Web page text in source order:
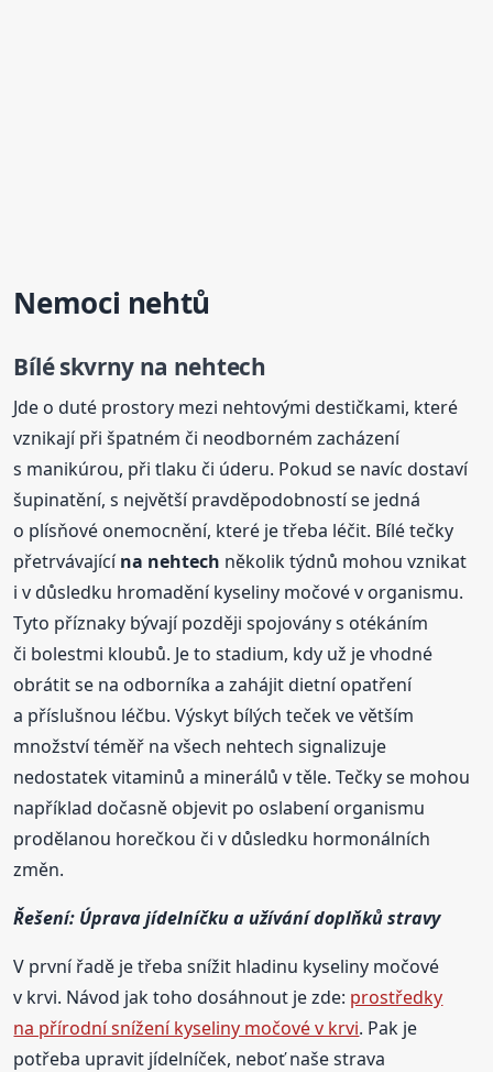
Nemoci nehtů
Bílé skvrny na nehtech
Jde o duté prostory mezi nehtovými destičkami, které
vznikají při špatném či neodborném zacházení
s manikúrou, při tlaku či úderu. Pokud se navíc dostaví
šupinatění, s největší pravděpodobností se jedná
o plísňové onemocnění, které je třeba léčit. Bílé tečky
přetrvávajícína nehtech několik týdnů mohou vznikat
i v důsledku hromadění kyseliny močové v organismu.
Tyto příznaky bývají později spojovány s otékáním
či bolestmi kloubů. Je to stadium, kdy už je vhodné
obrátit se na odborníka a zahájit dietní opatření
a příslušnou léčbu. Výskyt bílých teček ve větším
množství téměř na všech nehtech signalizuje
nedostatek vitaminů a minerálů v těle. Tečky se mohou
například dočasně objevit po oslabení organismu
prodělanou horečkou či v důsledku hormonálních
změn.
Řešení: Úprava jídelníčku a užívání doplňků stravy
V první řadě je třeba snížit hladinu kyseliny močové
v krvi. Návod jak toho dosáhnout je zde: prostředky
na přírodní snížení kyseliny močové v krvi. Pak je
potřeba upravit jídelníček, neboť naše strava